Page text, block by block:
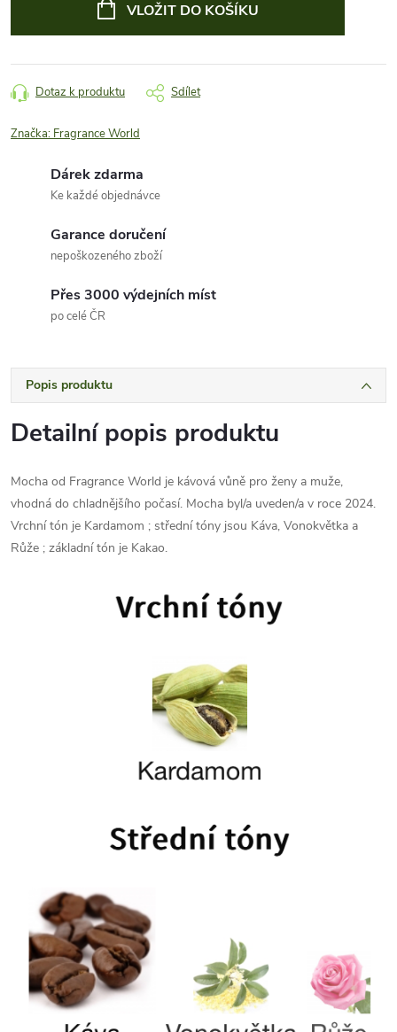
VLOŽIT DO KOŠÍKU
Dotaz k produktu Sdílet
Značka: Fragrance World
Dárek zdarma
Ke každé objednávce
Garance doručení
nepoškozeného zboží
Přes 3000 výdejních míst
po celé ČR
Popis produktu
Detailní popis produktu
Mocha od Fragrance World je kávová vůně pro ženy a muže,
vhodná do chladnějšího počasí. Mocha byl/a uveden/a v roce 2024.
Vrchní tón je Kardamom ; střední tóny jsou Káva, Vonokvětka a
Růže ; základní tón je Kakao.